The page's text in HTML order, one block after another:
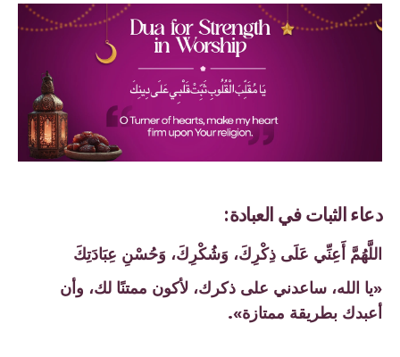
دعاء الثبات في العبادة:
اللَّهُمَّ أَعِنِّي عَلَى ذِكْرِكَ، وَشُكْرِكَ، وَحُسْنِ عِبَادَتِكَ
«يا الله، ساعدني على ذكرك، لأكون ممتنًا لك، وأن
أعبدك بطريقة ممتازة».